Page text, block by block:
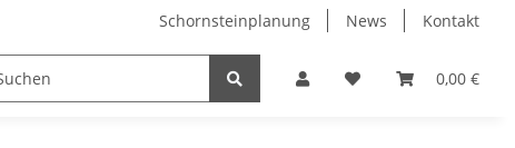
Schornsteinplanung News Kontakt
0,00 €